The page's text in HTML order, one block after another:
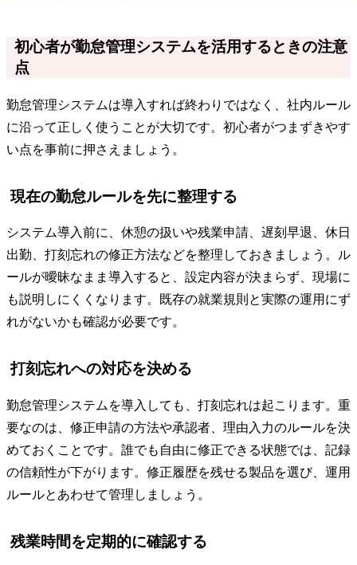
初心者が勤怠管理システムを活用するときの注意
点
勤怠管理システムは導入すれば終わりではなく、社内ルール
に沿って正しく使うことが大切です。初心者がつまずきやす
い点を事前に押さえましょう。
現在の勤怠ルールを先に整理する
システム導入前に、休憩の扱いや残業申請、遅刻早退、休日
出勤、打刻忘れの修正方法などを整理しておきましょう。ル
ールが曖昧なまま導入すると、設定内容が決まらず、現場に
も説明しにくくなります。既存の就業規則と実際の運用にず
れがないかも確認が必要です。
打刻忘れへの対応を決める
勤怠管理システムを導入しても、打刻忘れは起こります。重
要なのは、修正申請の方法や承認者、理由入力のルールを決
めておくことです。誰でも自由に修正できる状態では、記録
の信頼性が下がります。修正履歴を残せる製品を選び、運用
ルールとあわせて管理しましょう。
残業時間を定期的に確認する